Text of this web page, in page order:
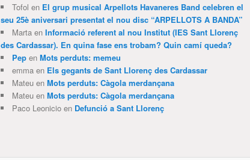
Tofol en El grup musical Arpellots Havaneres Band celebren el
seu 25è aniversari presentat el nou disc “ARPELLOTS A BANDA”
Martaen Informació referent al nou Institut (IES Sant Llorenç
des Cardassar). En quina fase ens trobam? Quin camí queda?
Pepen Mots perduts: memeu
emmaen Els gegants de Sant Llorenç des Cardassar
Mateuen Mots perduts: Càgola merdançana
Mateuen Mots perduts: Càgola merdançana
Paco Leonicioen Defunció a Sant Llorenç